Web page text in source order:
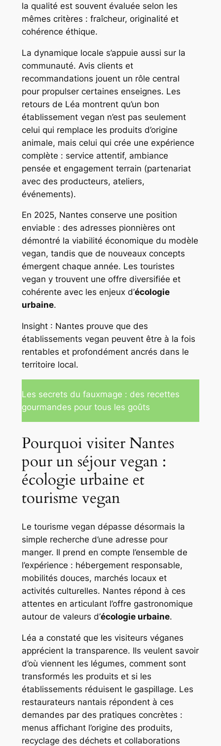
la qualité est souvent évaluée selon les
mêmes critères : fraîcheur, originalité et
cohérence éthique.
La dynamique locale s’appuie aussi sur la
communauté. Avis clients et
recommandations jouent un rôle central
pour propulser certaines enseignes. Les
retours de Léa montrent qu’un bon
établissement vegan n’est pas seulement
celui qui remplace les produits d’origine
animale, mais celui qui crée une expérience
complète : service attentif, ambiance
pensée et engagement terrain (partenariat
avec des producteurs, ateliers,
événements).
En 2025, Nantes conserve une position
enviable : des adresses pionnières ont
démontré la viabilité économique du modèle
vegan, tandis que de nouveaux concepts
émergent chaque année. Les touristes
vegan y trouvent une offre diversifiée et
cohérente avec les enjeux d’écologie
urbaine.
Insight : Nantes prouve que des
établissements vegan peuvent être à la fois
rentables et profondément ancrés dans le
territoire local.
Les secrets du fauxmage : des recettes
gourmandes pour tous les goûts
Pourquoi visiter Nantes
pour un séjour vegan :
écologie urbaine et
tourisme vegan
Le tourisme vegan dépasse désormais la
simple recherche d’une adresse pour
manger. Il prend en compte l’ensemble de
l’expérience : hébergement responsable,
mobilités douces, marchés locaux et
activités culturelles. Nantes répond à ces
attentes en articulant l’offre gastronomique
autour de valeurs d’écologie urbaine.
Léa a constaté que les visiteurs véganes
apprécient la transparence. Ils veulent savoir
d’où viennent les légumes, comment sont
transformés les produits et si les
établissements réduisent le gaspillage. Les
restaurateurs nantais répondent à ces
demandes par des pratiques concrètes :
menus affichant l’origine des produits,
recyclage des déchets et collaborations